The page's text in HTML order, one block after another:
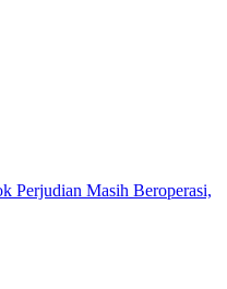
Perjudian Masih Beroperasi,